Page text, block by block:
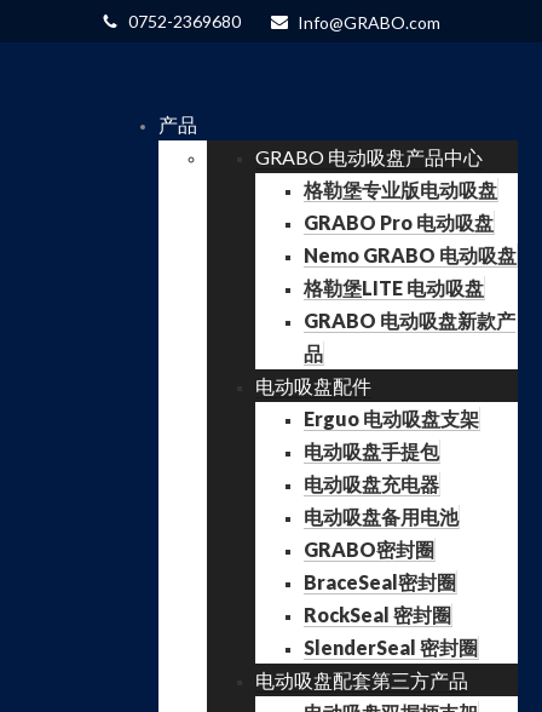
0752-2369680 Info@GRABO.com
产品
GRABO 电动吸盘产品中心
格勒堡专业版电动吸盘
GRABO Pro 电动吸盘
Nemo GRABO 电动吸盘
格勒堡LITE 电动吸盘
GRABO 电动吸盘新款产
品
电动吸盘配件
Erguo 电动吸盘支架
电动吸盘手提包
电动吸盘充电器
电动吸盘备用电池
GRABO密封圈
BraceSeal密封圈
RockSeal 密封圈
SlenderSeal 密封圈
电动吸盘配套第三方产品